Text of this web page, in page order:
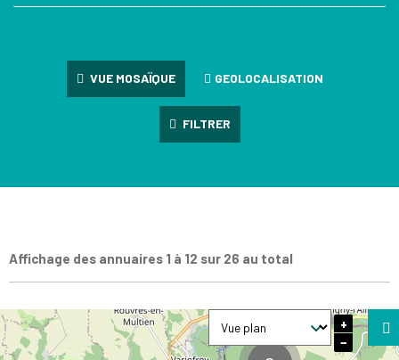
VUE MOSAÏQUE GEOLOCALISATION
FILTRER
Affichage des annuaires 1 à 12 sur 26 au total
+
−